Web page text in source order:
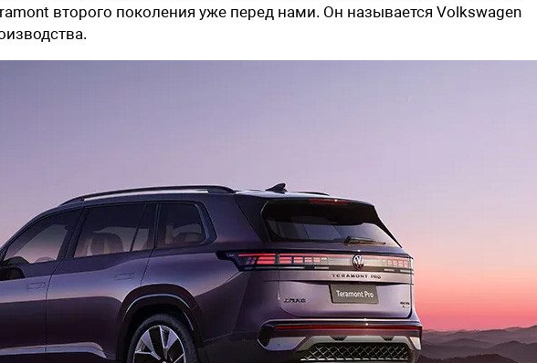
второго поколения уже перед нами. Он называется Volkswagen